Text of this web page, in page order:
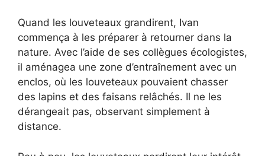
Quand les louveteaux grandirent, Ivan
commença à les préparer à retourner dans la
nature. Avec l’aide de ses collègues écologistes,
il aménagea une zone d’entraînement avec un
enclos, où les louveteaux pouvaient chasser
des lapins et des faisans relâchés. Il ne les
dérangeait pas, observant simplement à
distance.